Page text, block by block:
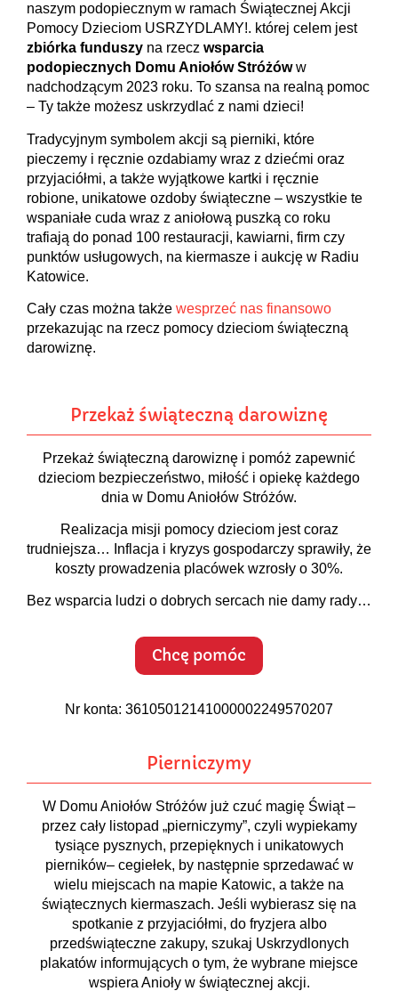
naszym podopiecznym w ramach Świątecznej Akcji
Pomocy Dzieciom USRZYDLAMY!. której celem jest
zbiórka funduszy na rzecz wsparcia
podopiecznych Domu Aniołów Stróżóww
nadchodzącym 2023 roku. To szansa na realną pomoc
– Ty także możesz uskrzydlać z nami dzieci!
Tradycyjnym symbolem akcji są pierniki, które
pieczemy i ręcznie ozdabiamy wraz z dziećmi oraz
przyjaciółmi, a także wyjątkowe kartki i ręcznie
robione, unikatowe ozdoby świąteczne – wszystkie te
wspaniałe cuda wraz z aniołową puszką co roku
trafiają do ponad 100 restauracji, kawiarni, firm czy
punktów usługowych, na kiermasze i aukcję w Radiu
Katowice.
Cały czas można także wesprzeć nas finansowo
przekazując na rzecz pomocy dzieciom świąteczną
darowiznę.
Przekaż świąteczną darowiznę
Przekaż świąteczną darowiznę i pomóż zapewnić
dzieciom bezpieczeństwo, miłość i opiekę każdego
dnia w Domu Aniołów Stróżów.
Realizacja misji pomocy dzieciom jest coraz
trudniejsza… Inflacja i kryzys gospodarczy sprawiły, że
koszty prowadzenia placówek wzrosły o 30%.
Bez wsparcia ludzi o dobrych sercach nie damy rady…
Chcę pomóc
Nr konta: 36105012141000002249570207
Pierniczymy
W Domu Aniołów Stróżów już czuć magię Świąt –
przez cały listopad „pierniczymy”, czyli wypiekamy
tysiące pysznych, przepięknych i unikatowych
pierników– cegiełek, by następnie sprzedawać w
wielu miejscach na mapie Katowic, a także na
świątecznych kiermaszach. Jeśli wybierasz się na
spotkanie z przyjaciółmi, do fryzjera albo
przedświąteczne zakupy, szukaj Uskrzydlonych
plakatów informujących o tym, że wybrane miejsce
wspiera Anioły w świątecznej akcji.